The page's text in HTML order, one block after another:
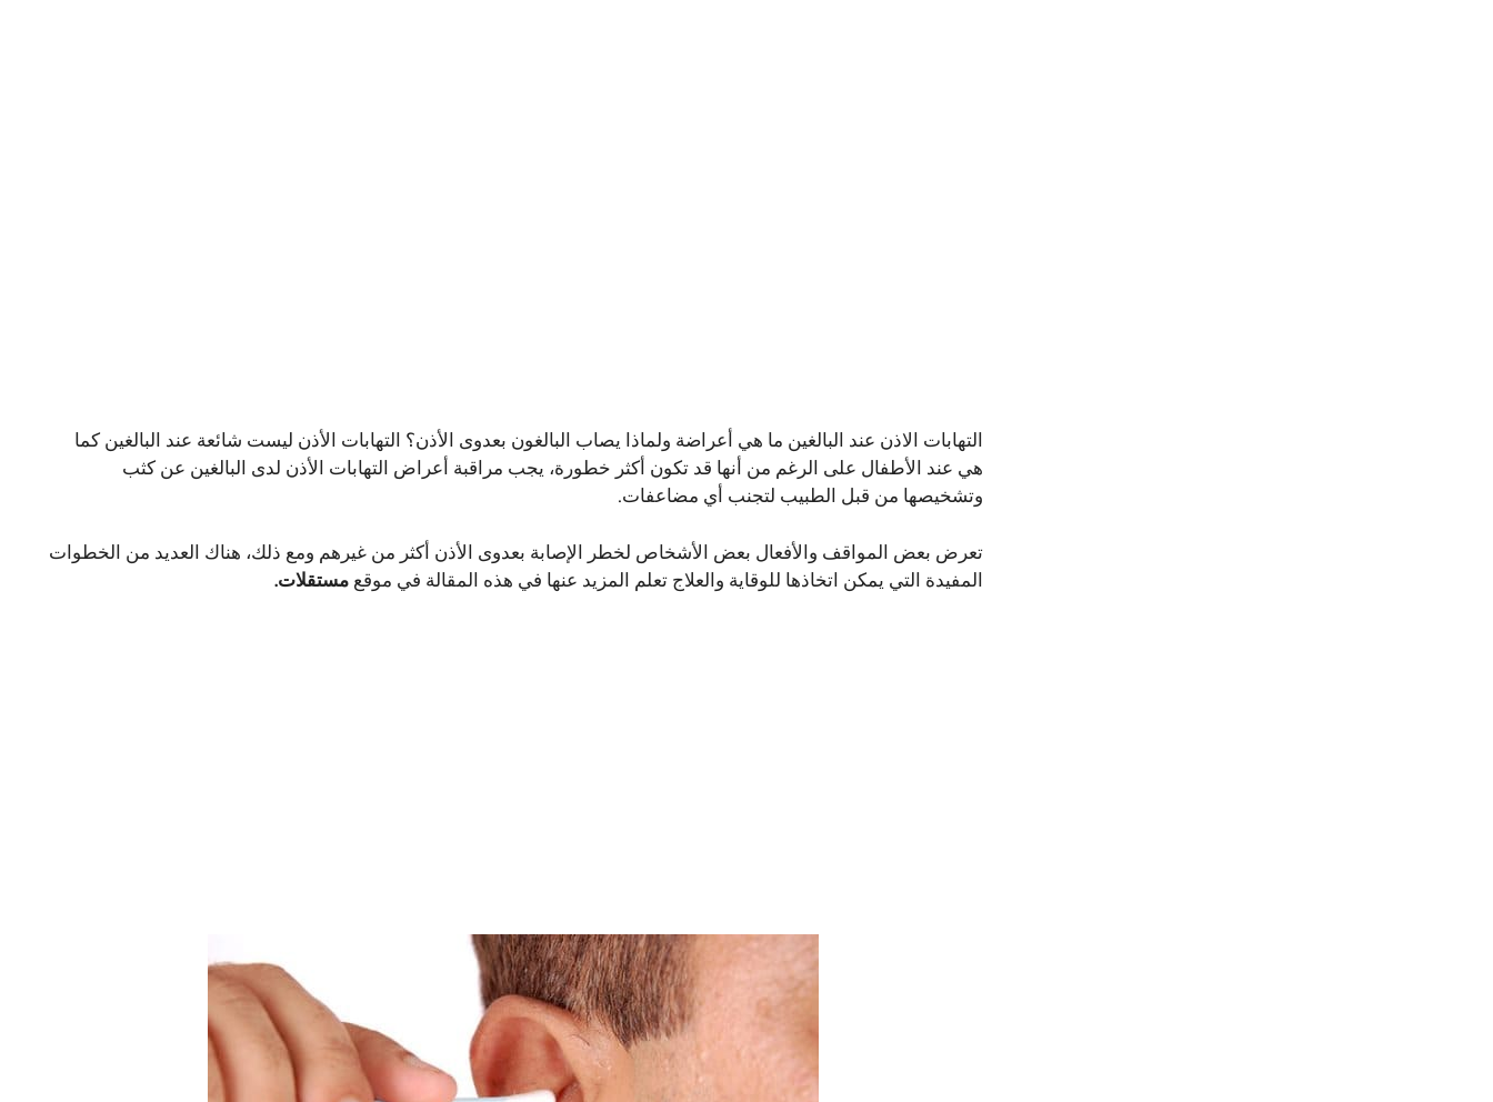
التهابات الاذن عند البالغين ما هي أعراضة ولماذا يصاب البالغون بعدوى الأذن؟ التهابات الأذن ليست شائعة عند البالغين كما
هي عند الأطفال على الرغم من أنها قد تكون أكثر خطورة، يجب مراقبة أعراض التهابات الأذن لدى البالغين عن كثب
وتشخيصها من قبل الطبيب لتجنب أي مضاعفات.
تعرض بعض المواقف والأفعال بعض الأشخاص لخطر الإصابة بعدوى الأذن أكثر من غيرهم ومع ذلك، هناك العديد من الخطوات
المفيدة التي يمكن اتخاذها للوقاية والعلاج تعلم المزيد عنها في هذه المقالة في موقعمستقلات.